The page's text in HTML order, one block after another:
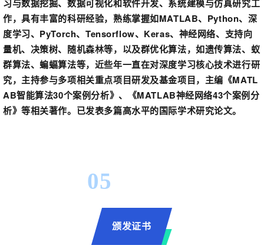
习与数据挖掘、数据可视化和软件开发、系统建模与仿真研究工
作，具有丰富的科研经验，熟练掌握如MATLAB、Python、深
度学习、PyTorch、Tensorflow、Keras、神经网络、支持向
量机、决策树、随机森林等，以及群优化算法，如遗传算法、蚁
群算法、蝙蝠算法等，近些年一直在对深度学习核心技术进行研
究，主持参与多项相关重点项目研发及基金项目，主编《MATL
AB智能算法30个案例分析》、《MATLAB神经网络43个案例分
析》等相关著作。已发表多篇高水平的国际学术研究论文。
05
颁发证书